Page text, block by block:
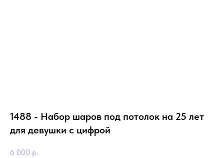
1488 - Набор шаров под потолок на 25 лет
для девушки с цифрой
6 000 р.